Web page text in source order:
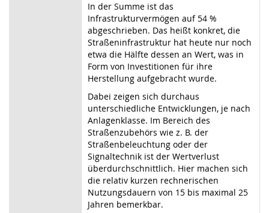
In der Summe ist das
Infrastrukturvermögen auf 54 %
abgeschrieben. Das heißt konkret, die
Straßeninfrastruktur hat heute nur noch
etwa die Hälfte dessen an Wert, was in
Form von Investitionen für ihre
Herstellung aufgebracht wurde.
Dabei zeigen sich durchaus
unterschiedliche Entwicklungen, je nach
Anlagenklasse. Im Bereich des
Straßenzubehörs wie z. B. der
Straßenbeleuchtung oder der
Signaltechnik ist der Wertverlust
überdurchschnittlich. Hier machen sich
die relativ kurzen rechnerischen
Nutzungsdauern von 15 bis maximal 25
Jahren bemerkbar.